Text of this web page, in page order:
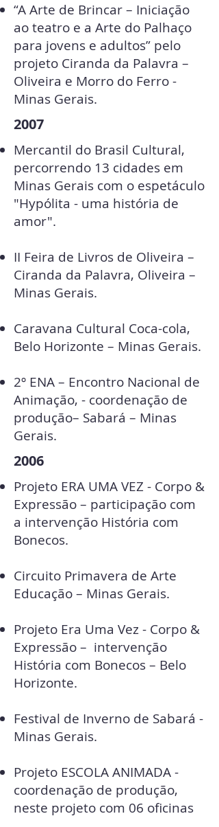
“A Arte de Brincar – Iniciação
ao teatro e a Arte do Palhaço
para jovens e adultos” pelo
projeto Ciranda da Palavra –
Oliveira e Morro do Ferro -
Minas Gerais.
2007
Mercantil do Brasil Cultural,
percorrendo 13 cidades em
Minas Gerais com o espetáculo
"Hypólita - uma história de
amor".
II Feira de Livros de Oliveira –
Ciranda da Palavra, Oliveira –
Minas Gerais.
Caravana Cultural Coca-cola,
Belo Horizonte – Minas Gerais.
2º ENA – Encontro Nacional de
Animação, - coordenação de
produção– Sabará – Minas
Gerais.
2006
Projeto ERA UMA VEZ - Corpo &
Expressão – participação com
a intervenção História com
Bonecos.
Circuito Primavera de Arte
Educação – Minas Gerais.
Projeto Era Uma Vez - Corpo &
Expressão – intervenção
História com Bonecos – Belo
Horizonte.
Festival de Inverno de Sabará -
Minas Gerais.
Projeto ESCOLA ANIMADA -
coordenação de produção,
neste projeto com 06 oficinas